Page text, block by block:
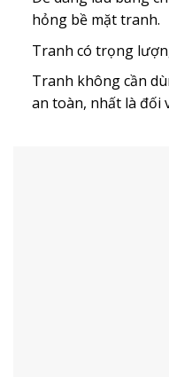
hỏng bề mặt tranh.
Tranh có trọng
Tranh không cần
an toàn, nhất là đối